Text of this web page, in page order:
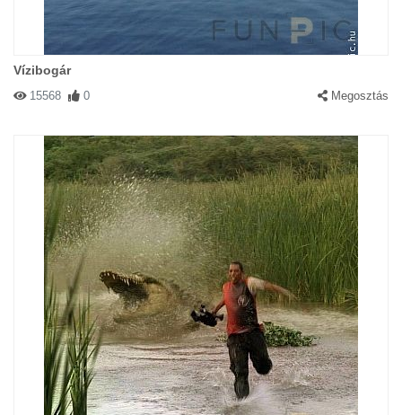
Vízibogár
15568 0 Megosztás